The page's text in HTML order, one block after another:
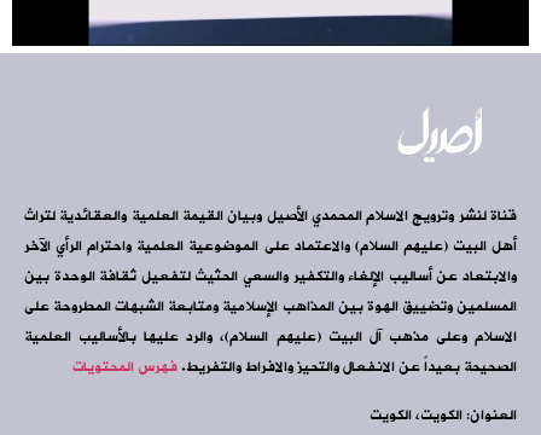
قناة لنشر وترويج الاسلام المحمدي الأصيل وبيان القيمة العلمية والعقائدية لتراث
أهل البيت (عليهم السلام) والاعتماد على الموضوعية العلمية واحترام الرأي الآخر
والابتعاد عن أساليب الإلغاء والتكفير والسعي الحثيث لتفعيل ثقافة الوحدة بين
المسلمين وتضييق الهوة بين المذاهب الإسلامية ومتابعة الشبهات المطروحة على
الاسلام وعلى مذهب آل البيت (عليهم السلام)، والرد عليها بالأساليب العلمية
الصحيحة بعيداً عن الانفعال والتحيز والافراط والتفريط.فهرس المحتويات
العنوان: الكويت، الكويت